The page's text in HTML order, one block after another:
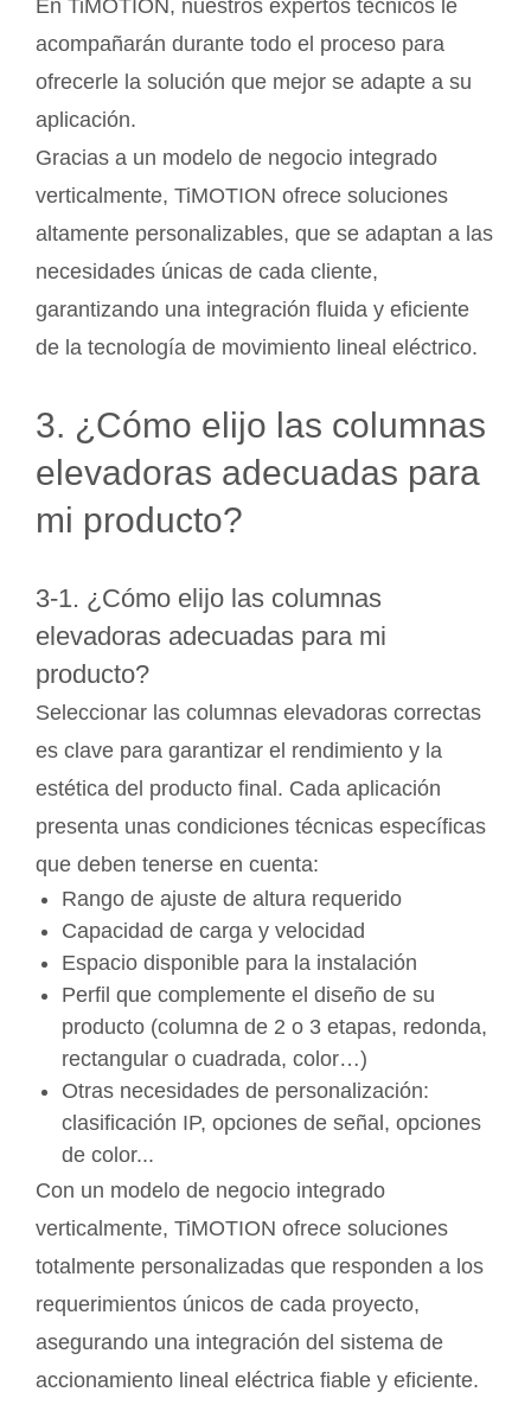
En TiMOTION, nuestros expertos técnicos le
acompañarán durante todo el proceso para
ofrecerle la solución que mejor se adapte a su
aplicación.
Gracias a un modelo de negocio integrado
verticalmente, TiMOTION ofrece soluciones
altamente personalizables, que se adaptan a las
necesidades únicas de cada cliente,
garantizando una integración fluida y eficiente
de la tecnología de movimiento lineal eléctrico.
3. ¿Cómo elijo las columnas
elevadoras adecuadas para
mi producto?
3-1. ¿Cómo elijo las columnas
elevadoras adecuadas para mi
producto?
Seleccionar las columnas elevadoras correctas
es clave para garantizar el rendimiento y la
estética del producto final. Cada aplicación
presenta unas condiciones técnicas específicas
que deben tenerse en cuenta:
Rango de ajuste de altura requerido
Capacidad de carga y velocidad
Espacio disponible para la instalación
Perfil que complemente el diseño de su
producto (columna de 2 o 3 etapas, redonda,
rectangular o cuadrada, color…)
Otras necesidades de personalización:
clasificación IP, opciones de señal, opciones
de color...
Con un modelo de negocio integrado
verticalmente, TiMOTION ofrece soluciones
totalmente personalizadas que responden a los
requerimientos únicos de cada proyecto,
asegurando una integración del sistema de
accionamiento lineal eléctrica fiable y eficiente.